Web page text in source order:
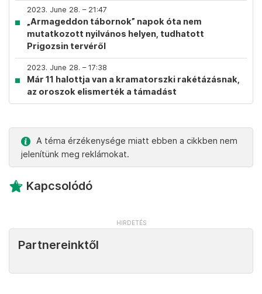
2023. June 28. – 21:47
„Armageddon tábornok” napok óta nem
mutatkozott nyilvános helyen, tudhatott
Prigozsin tervéről
2023. June 28. – 17:38
Már 11 halottja van a kramatorszki rakétázásnak,
az oroszok elismerték a támadást
A téma érzékenysége miatt ebben a cikkben nem
jelenítünk meg reklámokat.
Kapcsolódó
Partnereinktől